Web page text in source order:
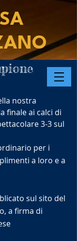
nostra
finale ai calci di
3-3 sul
per i
a loro e a
sul sito del
a firma di